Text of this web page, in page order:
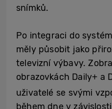
snímků.
Po integraci do
měly působit jako
televizní výbavy.
obrazovkách Daily+ a
uživatelé se svými
během dne v